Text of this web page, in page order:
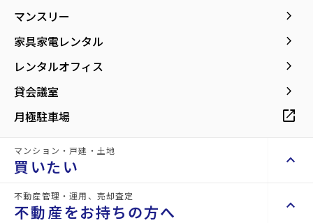
マンスリー keyboard_arrow_right
家具家電レンタル keyboard_arrow_right
レンタルオフィス keyboard_arrow_right
貸会議室 keyboard_arrow_right
月極駐車場 open_in_new
マンション・戸建・土地
買いたい keyboard_arrow_up
不動産を買いたい方へ keyboard_arrow_right
不動産管理・運用、売却査定
不動産をお持ちの方へ keyboard_arrow_up
築年月
【愛宕上杉通り沿い】交通アクセス◎イン
ターネット無料！
詳細情報 details